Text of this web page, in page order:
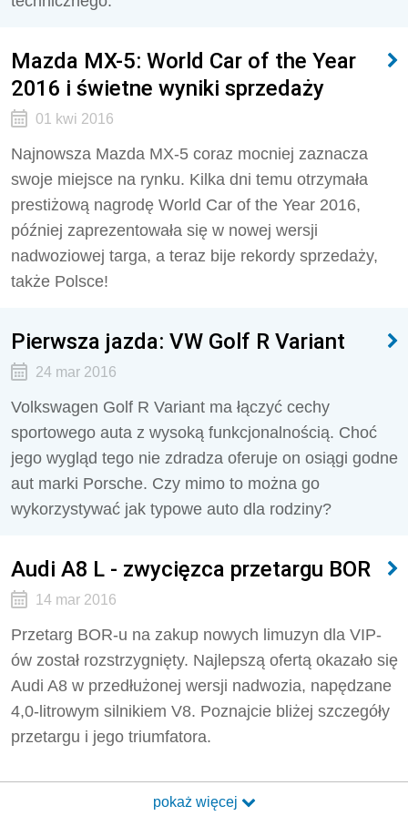
Mazda MX-5: World Car of the Year
2016 i świetne wyniki sprzedaży
01 kwi 2016
Najnowsza Mazda MX-5 coraz mocniej zaznacza
swoje miejsce na rynku. Kilka dni temu otrzymała
prestiżową nagrodę World Car of the Year 2016,
później zaprezentowała się w nowej wersji
nadwoziowej targa, a teraz bije rekordy sprzedaży,
także Polsce!
Pierwsza jazda: VW Golf R Variant
24 mar 2016
Volkswagen Golf R Variant ma łączyć cechy
sportowego auta z wysoką funkcjonalnością. Choć
jego wygląd tego nie zdradza oferuje on osiągi godne
aut marki Porsche. Czy mimo to można go
wykorzystywać jak typowe auto dla rodziny?
Audi A8 L - zwycięzca przetargu BOR
14 mar 2016
Przetarg BOR-u na zakup nowych limuzyn dla VIP-
ów został rozstrzygnięty. Najlepszą ofertą okazało się
Audi A8 w przedłużonej wersji nadwozia, napędzane
4,0-litrowym silnikiem V8. Poznajcie bliżej szczegóły
przetargu i jego triumfatora.
pokaż więcej